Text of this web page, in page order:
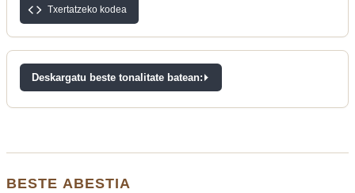
Txertatzeko kodea
Deskargatu beste tonalitate batean:
BESTE ABESTIA